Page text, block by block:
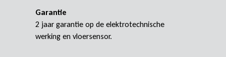
Garantie
2 jaar garantie op de elektrotechnische
werking en vloersensor.